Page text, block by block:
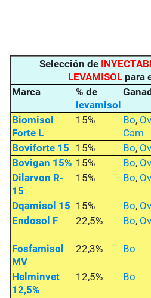
Selección de
LEVAMISOLpara
Marca
% de
levamisol
Biomisol
Forte L
15% Bo, Ov
Cam
Boviforte 15 15% Bo, Ov
Bovigan 15% 15% Bo, Ov
Dilarvon R-
15
15% Bo, Ov
Dqamisol 15 15% Bo, Ov
Endosol F
22,5% Bo, Ov
Fosfamisol
MV
22,3% Bo
Helminvet
12,5%
12,5% Bo